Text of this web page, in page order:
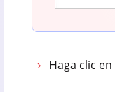
Haga clic en